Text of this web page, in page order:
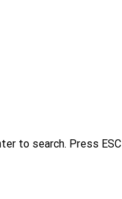
to search. Press